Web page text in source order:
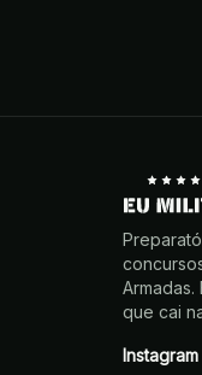
Armadas.
que cai